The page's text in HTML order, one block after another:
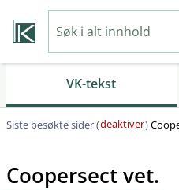
VK-tekst
Siste besøkte sider (deaktiver)
Coopersect vet.